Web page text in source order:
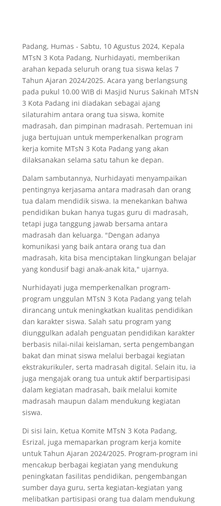
Padang, Humas - Sabtu, 10 Agustus 2024, Kepala
MTsN 3 Kota Padang, Nurhidayati, memberikan
arahan kepada seluruh orang tua siswa kelas 7
Tahun Ajaran 2024/2025. Acara yang berlangsung
pada pukul 10.00 WIB di Masjid Nurus Sakinah MTsN
3 Kota Padang ini diadakan sebagai ajang
silaturahim antara orang tua siswa, komite
madrasah, dan pimpinan madrasah. Pertemuan ini
juga bertujuan untuk memperkenalkan program
kerja komite MTsN 3 Kota Padang yang akan
dilaksanakan selama satu tahun ke depan.
Dalam sambutannya, Nurhidayati menyampaikan
pentingnya kerjasama antara madrasah dan orang
tua dalam mendidik siswa. Ia menekankan bahwa
pendidikan bukan hanya tugas guru di madrasah,
tetapi juga tanggung jawab bersama antara
madrasah dan keluarga. "Dengan adanya
komunikasi yang baik antara orang tua dan
madrasah, kita bisa menciptakan lingkungan belajar
yang kondusif bagi anak-anak kita," ujarnya.
Nurhidayati juga memperkenalkan program-
program unggulan MTsN 3 Kota Padang yang telah
dirancang untuk meningkatkan kualitas pendidikan
dan karakter siswa. Salah satu program yang
diunggulkan adalah penguatan pendidikan karakter
berbasis nilai-nilai keislaman, serta pengembangan
bakat dan minat siswa melalui berbagai kegiatan
ekstrakurikuler, serta madrasah digital. Selain itu, ia
juga mengajak orang tua untuk aktif berpartisipasi
dalam kegiatan madrasah, baik melalui komite
madrasah maupun dalam mendukung kegiatan
siswa.
Di sisi lain, Ketua Komite MTsN 3 Kota Padang,
Esrizal, juga memaparkan program kerja komite
untuk Tahun Ajaran 2024/2025. Program-program ini
mencakup berbagai kegiatan yang mendukung
peningkatan fasilitas pendidikan, pengembangan
sumber daya guru, serta kegiatan-kegiatan yang
melibatkan partisipasi orang tua dalam mendukung